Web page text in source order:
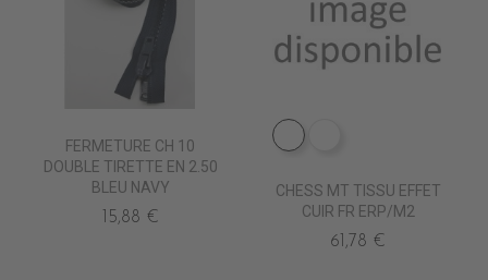
FERMETURE CH 10
DOUBLE TIRETTE EN 2.50
BLEU NAVY
15,88 €
EP2570 SARRE
CHESS MT TISSU EFFET
CUIR FR ERP/M2
61,78 €